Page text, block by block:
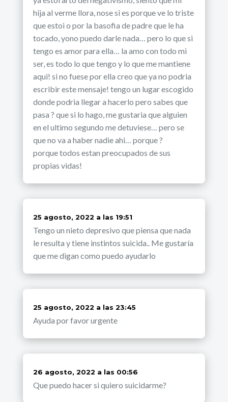
hija al verme llora, nose si es porque ve lo triste
que estoi o por la basofia de padre que le ha
tocado, yono puedo darle nada… pero lo que si
tengo es amor para ella… la amo con todo mi
ser, es todo lo que tengo y lo que me mantiene
aqui! si no fuese por ella creo que ya no podria
escribir este mensaje! tengo un lugar escogido
donde podria llegar a hacerlo pero sabes que
pasa ? que si lo hago, me gustaria que alguien
en el ultimo segundo me detuviese… pero se
que no va a haber nadie ahi… porque ?
porque todos estan preocupados de sus
propias vidas!
dice:
25 agosto, 2022 a las 19:51
Tengo un nieto depresivo que piensa que nada
le resulta y tiene instintos suicida.. Me gustaría
que me digan como puedo ayudarlo
dice:
25 agosto, 2022 a las 23:45
Ayuda por favor urgente
dice:
26 agosto, 2022 a las 00:56
Que puedo hacer si quiero suicidarme?